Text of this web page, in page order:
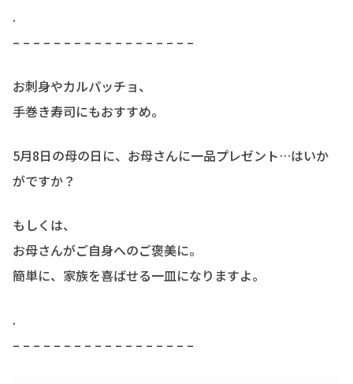
.
– – – – – – – – – – – – – – – – – –
お刺身やカルパッチョ、
手巻き寿司にもおすすめ。
5月8日の母の日に、お母さんに一品プレゼント…はいか
がですか？
もしくは、
お母さんがご自身へのご褒美に。
簡単に、家族を喜ばせる一皿になりますよ。
.
– – – – – – – – – – – – – – – – – –